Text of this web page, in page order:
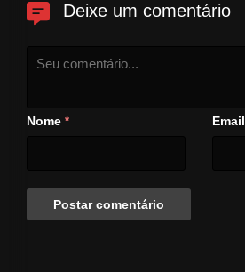
Deixe um comentário
Nome * Email